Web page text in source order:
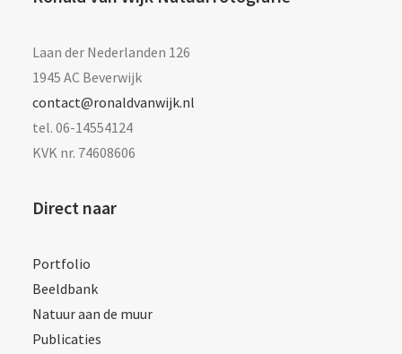
Laan der Nederlanden 126
1945 AC Beverwijk
contact@ronaldvanwijk.nl
tel. 06-14554124
KVK nr. 74608606
Direct naar
Portfolio
Beeldbank
Natuur aan de muur
Publicaties